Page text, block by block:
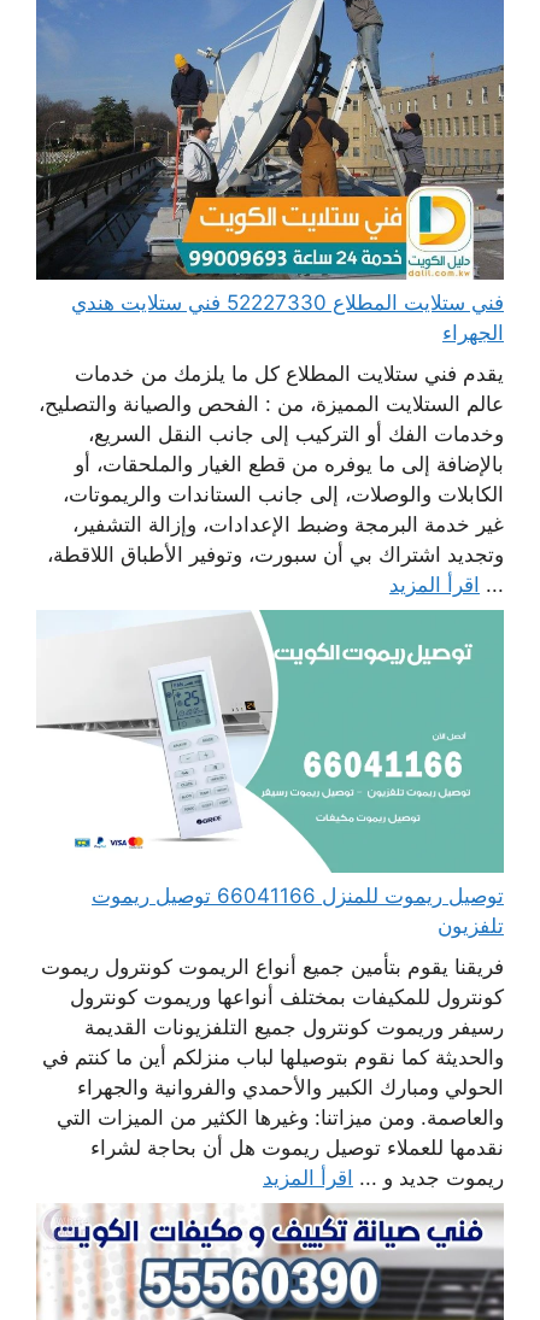
فني ستلايت المطلاع 52227330 فني ستلايت هندي
الجهراء
يقدم فني ستلايت المطلاع كل ما يلزمك من خدمات
عالم الستلايت المميزة، من : الفحص والصيانة والتصليح،
وخدمات الفك أو التركيب إلى جانب النقل السريع،
بالإضافة إلى ما يوفره من قطع الغيار والملحقات، أو
الكابلات والوصلات، إلى جانب الستاندات والريموتات،
غير خدمة البرمجة وضبط الإعدادات، وإزالة التشفير،
وتجديد اشتراك بي أن سبورت، وتوفير الأطباق اللاقطة،
... اقرأ المزيد
توصيل ريموت للمنزل 66041166 توصيل ريموت
تلفزيون
فريقنا يقوم بتأمين جميع أنواع الريموت كونترول ريموت
كونترول للمكيفات بمختلف أنواعها وريموت كونترول
رسيفر وريموت كونترول جميع التلفزيونات القديمة
والحديثة كما نقوم بتوصيلها لباب منزلكم أين ما كنتم في
الحولي ومبارك الكبير والأحمدي والفروانية والجهراء
والعاصمة. ومن ميزاتنا: وغيرها الكثير من الميزات التي
نقدمها للعملاء توصيل ريموت هل أن بحاجة لشراء
ريموت جديد و ... اقرأ المزيد